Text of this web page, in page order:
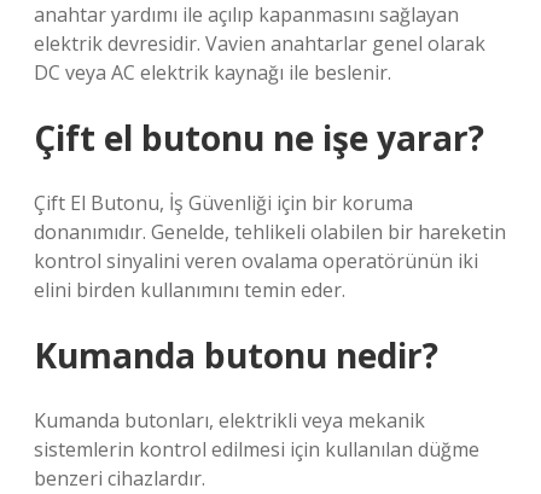
anahtar yardımı ile açılıp kapanmasını sağlayan
elektrik devresidir. Vavien anahtarlar genel olarak
DC veya AC elektrik kaynağı ile beslenir.
Çift el butonu ne işe yarar?
Çift El Butonu, İş Güvenliği için bir koruma
donanımıdır. Genelde, tehlikeli olabilen bir hareketin
kontrol sinyalini veren ovalama operatörünün iki
elini birden kullanımını temin eder.
Kumanda butonu nedir?
Kumanda butonları, elektrikli veya mekanik
sistemlerin kontrol edilmesi için kullanılan düğme
benzeri cihazlardır.